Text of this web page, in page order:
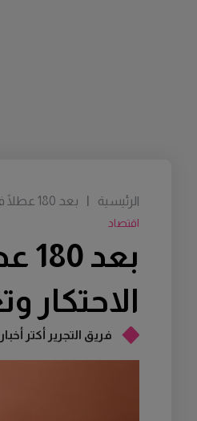
فريق التجرير أكتر
الاحتكار
اقتصاد
الرئيسية بعد 180 عطلًا في عام واحد… البنك المركزي السويدي يدعو إلى كسر الاحتكار وتعزيز المنافسة